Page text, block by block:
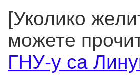
[Уколико
можете
ГНУ-у са